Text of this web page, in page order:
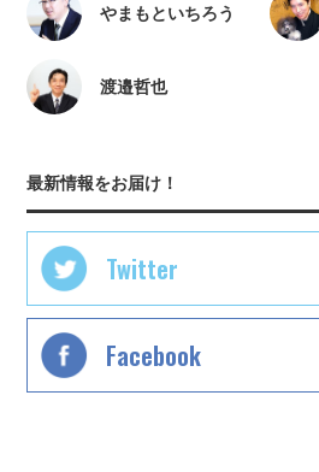
やまもといちろう
渡邉哲也
最新情報をお届け！
Twitter
Facebook